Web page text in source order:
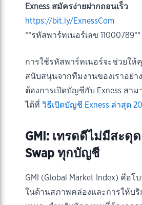
Exness สมัครง่ายฝากถอนเร็ว
https://bit.ly/ExnessCom
**รหัสพาร์ทเนอร์เลข 11000789**
การใช้รหัสพาร์ทเนอร์จะช่วยให้
สนับสนุนจากทีมงานของเราอย่า
ต้องการเปิดบัญชีกับ Exness สาม
ได้ที่ วิธีเปิดบัญชี Exness ล่าสุด
GMI: เทรดดีไม่มีสะดุ
Swap ทุกบัญชี
GMI (Global Market Index) คือโ
ในด้านสภาพคล่องและการให้บริ